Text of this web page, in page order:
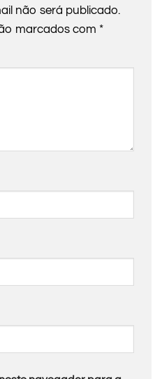
não será publicado.
marcados com *